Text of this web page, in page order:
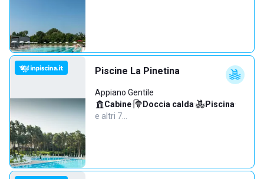
Piscine La Pinetina
Appiano Gentile
Cabine· Doccia calda· Piscina·
e altri 7…